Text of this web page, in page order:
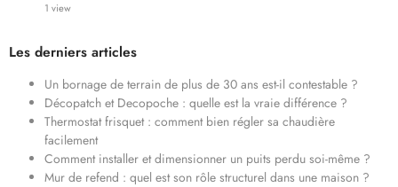
1 view
Les derniers articles
Un bornage de terrain de plus de 30 ans est-il contestable ?
Décopatch et Decopoche : quelle est la vraie différence ?
Thermostat frisquet : comment bien régler sa chaudière
facilement
Comment installer et dimensionner un puits perdu soi-même ?
Mur de refend : quel est son rôle structurel dans une maison ?